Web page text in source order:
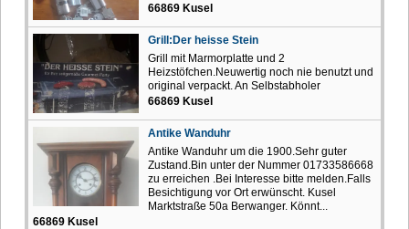
66869 Kusel
Grill:Der heisse Stein
Grill mit Marmorplatte und 2
Heizstöfchen.Neuwertig noch nie benutzt und
original verpackt. An Selbstabholer
66869 Kusel
Antike Wanduhr
Antike Wanduhr um die 1900.Sehr guter
Zustand.Bin unter der Nummer 01733586668
zu erreichen .Bei Interesse bitte melden.Falls
Besichtigung vor Ort erwünscht. Kusel
Marktstraße 50a Berwanger. Könnt...
66869 Kusel